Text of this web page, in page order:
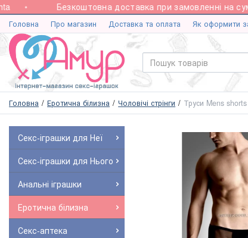
Безкоштовна доставка при замовленні на суму
Головна Про магазин Доставка та оплата Як оформити
Головна Еротична білизна Чоловічі стрінги Труси Mens
Секс-іграшки для Неї
Секс-іграшки для Нього
Анальні іграшки
Еротична білизна
Секс-аптека